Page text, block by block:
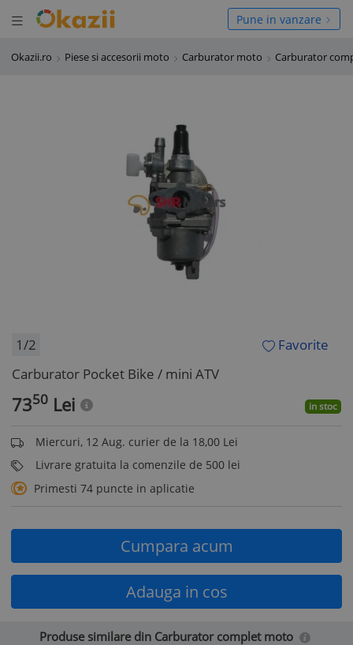
Deschide meniul
meniul Pune in vanzare
Okazii.ro Piese si accesorii moto Carburator moto Carburator
1/2
Favorite
Carburator Pocket Bike / mini ATV
7350 Lei in stoc
Miercuri, 12 Aug. curier de la 18,00 Lei
Livrare gratuita la comenzile de 500 lei
Primesti 74 puncte in aplicatie
Cumpara acum
Adauga in cos
Produse similare din Carburator complet moto